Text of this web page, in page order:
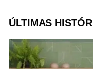
ÚLTIMAS